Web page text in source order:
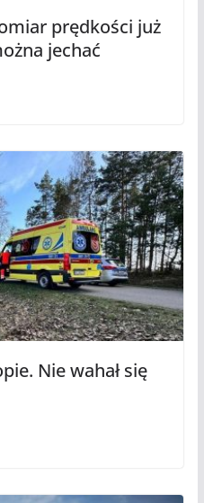
prędkości już
jechać
Nie wahał się